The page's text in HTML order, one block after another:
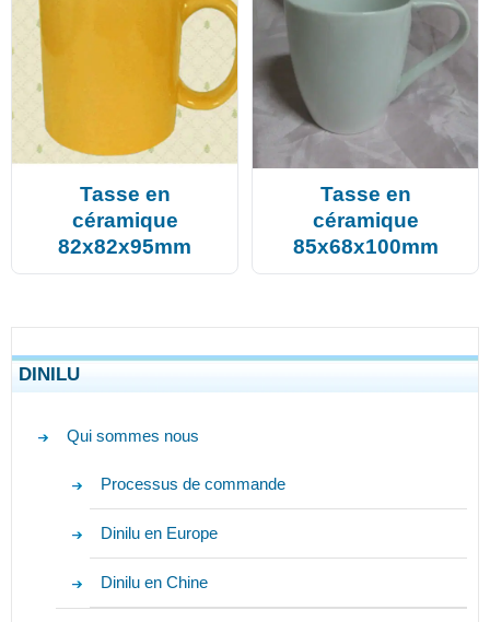
Tasse en
céramique
82x82x95mm
Tasse en
céramique
85x68x100mm
DINILU
Qui sommes nous
Processus de commande
Dinilu en Europe
Dinilu en Chine